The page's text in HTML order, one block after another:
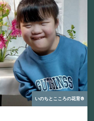
いのちとこころの花育®